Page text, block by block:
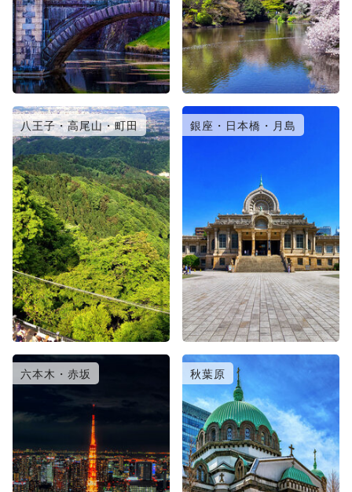
八王子・高尾山・町田 銀座・日本橋・月島
六本木・赤坂 秋葉原